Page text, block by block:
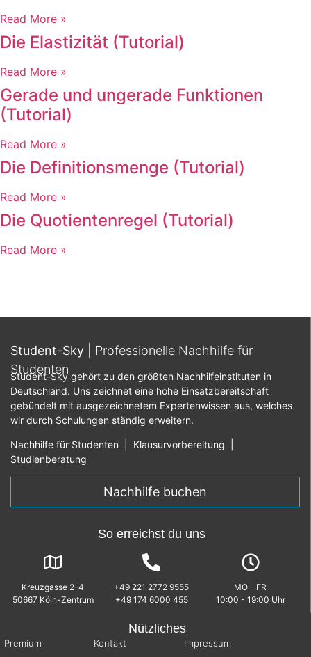
Read More »
Die Elastizität (Tutorial)
Read More »
Gerade und ungerade Funktionen
(Tutorial)
Read More »
Die Definitionsmenge (Tutorial)
Read More »
Die Quotientenregel (Tutorial)
Read More »
Student-Sky
| Professionelle Nachhilfe für
Studenten
Student-Sky gehört zu den größten Nachhilfeinstituten in
Deutschland. Uns zeichnet eine hohe Einsatzbereitschaft
gebündelt mit ausgezeichnetem Expertenwissen aus, welches
wir durch Schulungen ständig erweitern.
Nachhilfe für Studenten Klausurvorbereitung
Studienberatung
Nachhilfe buchen
So erreichst du uns
Kreuzgasse 2-4
50667 Köln-Zentrum
+49 221 2772 9555
+49 174 6000 455
MO - FR
10:00 - 19:00 Uhr
Nützliches
Premium Kontakt Impressum